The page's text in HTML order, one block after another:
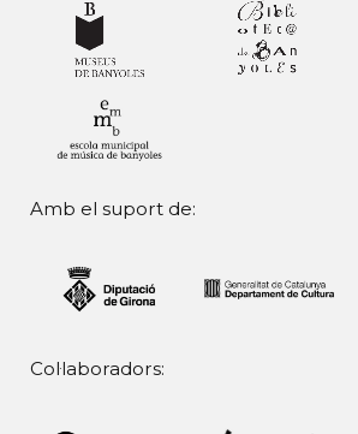
Amb el suport de:
Col·laboradors: